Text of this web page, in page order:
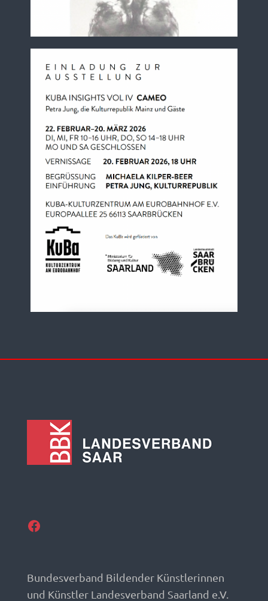
Facebook
Bundesverband Bildender Künstlerinnen
und Künstler Landesverband Saarland e.V.